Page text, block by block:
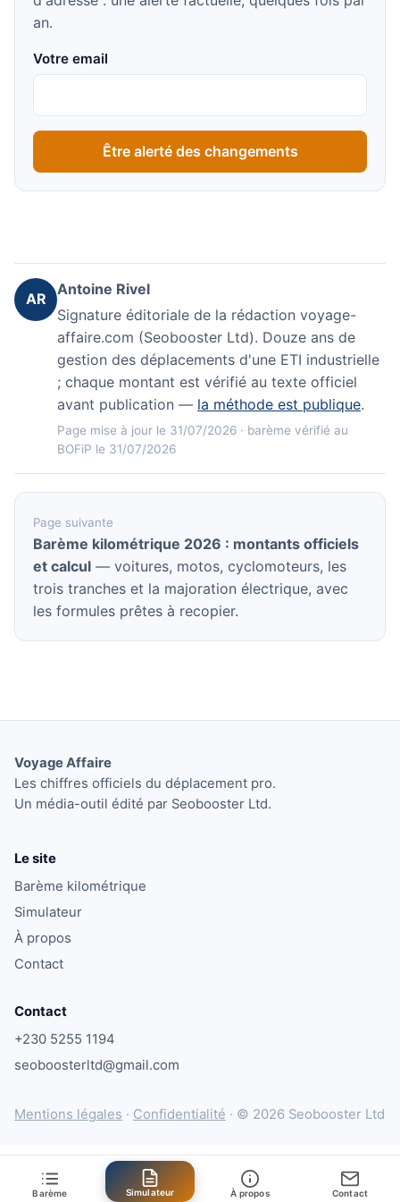
an.
Votre email
Être alerté des changements
AR
Antoine Rivel
Signature éditoriale de la rédaction voyage-
affaire.com (Seobooster Ltd). Douze ans de
gestion des déplacements d'une ETI industrielle
; chaque montant est vérifié au texte officiel
avant publication — la méthode est publique.
Page mise à jour le 31/07/2026 · barème vérifié au
BOFiP le 31/07/2026
Page suivante
Barème kilométrique 2026 : montants officiels
et calcul — voitures, motos, cyclomoteurs, les
trois tranches et la majoration électrique, avec
les formules prêtes à recopier.
Voyage Affaire
Les chiffres officiels du déplacement pro.
Un média-outil édité par Seobooster Ltd.
Le site
Barème kilométrique
Simulateur
À propos
Contact
Contact
+230 5255 1194
seoboosterltd@gmail.com
Mentions légales · Confidentialité · © 2026 Seobooster Ltd
Barème Simulateur À propos Contact